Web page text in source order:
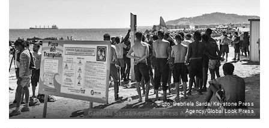
Фото: Gabriela Sarda/Keystone Press
Agency/Global Look Press